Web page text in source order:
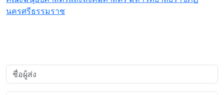
นครศรีธรรมราช